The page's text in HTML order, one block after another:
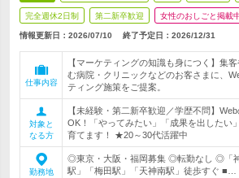
完全週休2日制 第二新卒歓迎 女性のおしごと掲載
情報更新日：2026/07/10 終了予定日： 2026/12/31
仕事内容
【マーケティングの知識も身につく】集
む病院・クリニックなどのお客さまに、
ティング施策をご提案。
対象と
なる方
【未経験・第二新卒歓迎／学歴不問】
OK！「やってみたい」「成果を出したい
育てます！ ★20～30代活躍中
勤務地
◎東京・大阪・福岡募集 ◎転勤なし ◎「
駅」「梅田駅」「天神南駅」徒歩すぐ ■…